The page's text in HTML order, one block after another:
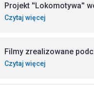
Projekt ''Lokomotywa''
Czytaj więcej
Filmy zrealizowane
Czytaj więcej